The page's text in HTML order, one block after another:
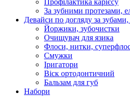
Профілактика карієсу
За зубними протезами,
Девайси по догляду за
Йоржики, зубочистки
Очищувач для язика
Флоси, нитки,
Смужки
Іригатори
Віск ортодонтичний
Бальзам для губ
Набори